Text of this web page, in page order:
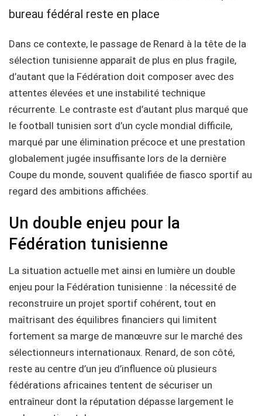
bureau fédéral reste en place
Dans ce contexte, le passage de Renard à la tête de la
sélection tunisienne apparaît de plus en plus fragile,
d’autant que la Fédération doit composer avec des
attentes élevées et une instabilité technique
récurrente. Le contraste est d’autant plus marqué que
le football tunisien sort d’un cycle mondial difficile,
marqué par une élimination précoce et une prestation
globalement jugée insuffisante lors de la dernière
Coupe du monde, souvent qualifiée de fiasco sportif au
regard des ambitions affichées.
Un double enjeu pour la
Fédération tunisienne
La situation actuelle met ainsi en lumière un double
enjeu pour la Fédération tunisienne : la nécessité de
reconstruire un projet sportif cohérent, tout en
maîtrisant des équilibres financiers qui limitent
fortement sa marge de manœuvre sur le marché des
sélectionneurs internationaux. Renard, de son côté,
reste au centre d’un jeu d’influence où plusieurs
fédérations africaines tentent de sécuriser un
entraîneur dont la réputation dépasse largement le